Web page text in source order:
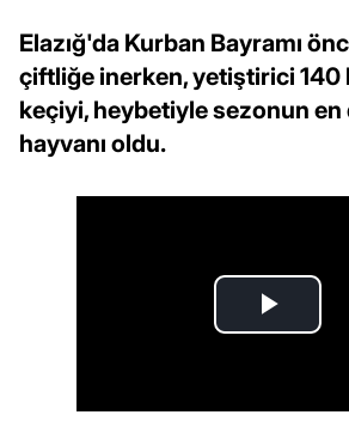
Elazığ'da Kurban Bayramı
çiftliğe inerken, yetiştirici 140
keçiyi, heybetiyle sezonun
hayvanı oldu.